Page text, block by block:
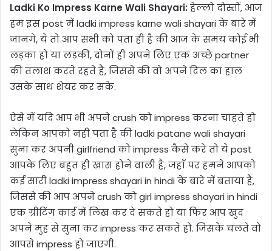
Ladki Ko Impress Karne Wali Shayari: हेल्लो दोस्तों, आज
हम इस post में ladki impress karne wali shayari के बारे में
जानगे, ये तो आप सभी को पता ही है की आज के समय कोई भी
लड़का हो या लड़की, दोनों ही अपने लिए एक अच्छे partner
की तलाश करते रहते है, जिससे की वो अपने दिल का हाल
उसके साथ शेयर कर सके.
ऐसे में यदि आप भी अपने crush को impress करना चाहते हो
लेकिन आपको नही पता है की ladki patane wali shayari
सुना कर अपनी girlfriend को impress कैसे करे तो ये post
आपके लिए बहुत ही खास होने वाली है, जहाँ पर हमने आपको
कई सारी ladki impress shayari in hindi के बारे में बताया है,
जिससे की आप अपने crush को girl impress shayari in hindi
एक ग्रीटिंग कार्ड में लिख कर दे सकते हो या फिर आप खुद
अपने मुह से सुना कर impress कर सकते हो. जिसके चलते वो
आपसे impress हो जाएगी.